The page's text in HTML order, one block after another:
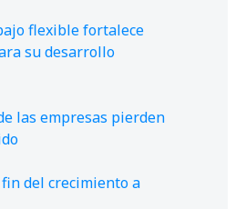
flexible fortalece
su desarrollo
las empresas pierden
del crecimiento a